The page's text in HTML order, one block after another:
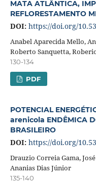
MATA ATLÂNTICA,
REFLORESTAMENTO
DOI: https://doi.org/
Anabel Aparecida Mello,
Roberto Sanquetta,
130-134
PDF
POTENCIAL
arenicola ENDÊMICA
BRASILEIRO
DOI: https://doi.org/
Drauzio Correia Gama,
Ananias Dias Júnior
135-140